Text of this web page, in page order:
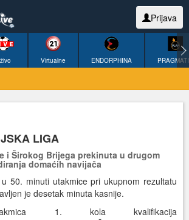
Prijava
Virtualne ENDORPHINA
LIGA
i Širokog Brijega prekinuta u drugom
domaćih navijača
50. minuti utakmice pri ukupnom rezultatu
je desetak minuta kasnije.
1. kola kvalifikacija